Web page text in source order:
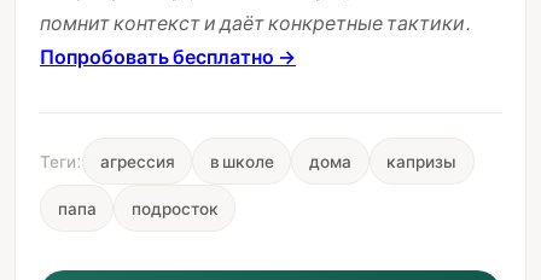
помнит контекст и даёт конкретные тактики.
Попробовать бесплатно →
Теги: агрессия в школе дома капризы
папа подросток